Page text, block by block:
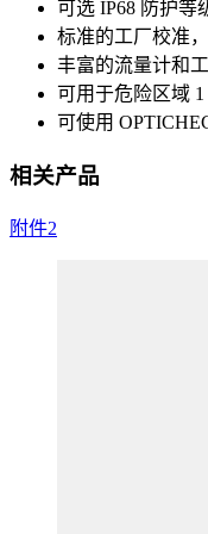
可选 IP68 防护等
标准的工厂校准
丰富的流量计和
可用于危险区域 1
可使用
相关产品
附件2